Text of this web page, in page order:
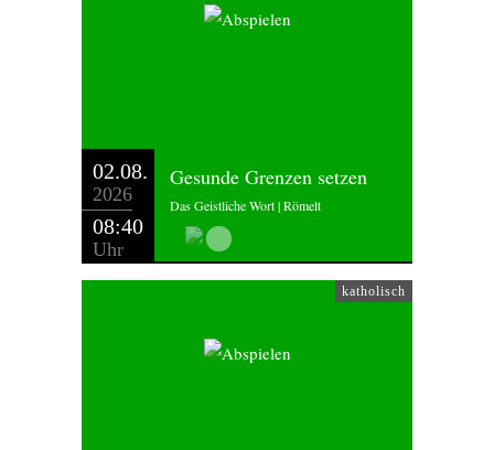
02.08.
2026
08:40
Uhr
Gesunde Grenzen setzen
Das Geistliche Wort | Römelt
katholisch